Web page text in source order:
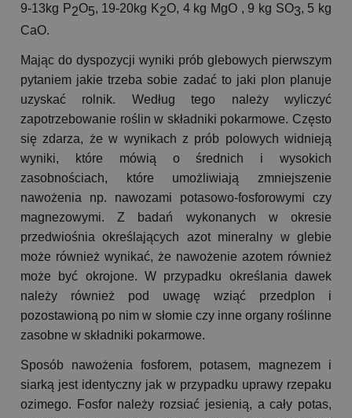
9-13kg P2O5, 19-20kg K2O, 4 kg MgO , 9 kg SO3, 5 kg
CaO.
Mając do dyspozycji wyniki prób glebowych pierwszym
pytaniem jakie trzeba sobie zadać to jaki plon planuje
uzyskać rolnik. Według tego należy wyliczyć
zapotrzebowanie roślin w składniki pokarmowe. Często
się zdarza, że w wynikach z prób polowych widnieją
wyniki, które mówią o średnich i wysokich
zasobnościach, które umożliwiają zmniejszenie
nawożenia np. nawozami potasowo-fosforowymi czy
magnezowymi. Z badań wykonanych w okresie
przedwiośnia określających azot mineralny w glebie
może również wynikać, że nawożenie azotem również
może być okrojone. W przypadku określania dawek
należy również pod uwagę wziąć przedplon i
pozostawioną po nim w słomie czy inne organy roślinne
zasobne w składniki pokarmowe.
Sposób nawożenia fosforem, potasem, magnezem i
siarką jest identyczny jak w przypadku uprawy rzepaku
ozimego. Fosfor należy rozsiać jesienią, a cały potas,